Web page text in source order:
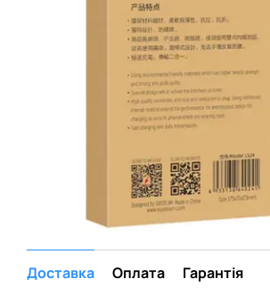
Доставка Оплата Гарантія